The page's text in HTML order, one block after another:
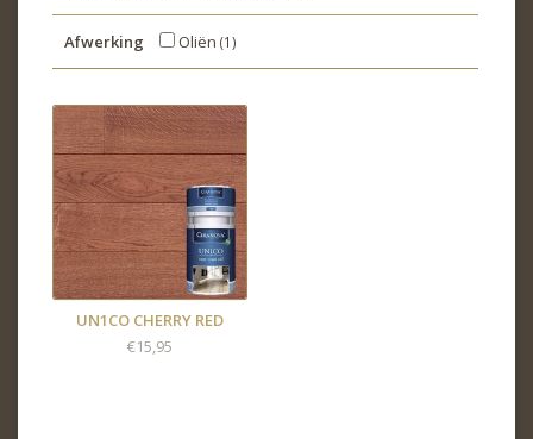
Afwerking Oliën (1)
UN1CO CHERRY RED
€15,95